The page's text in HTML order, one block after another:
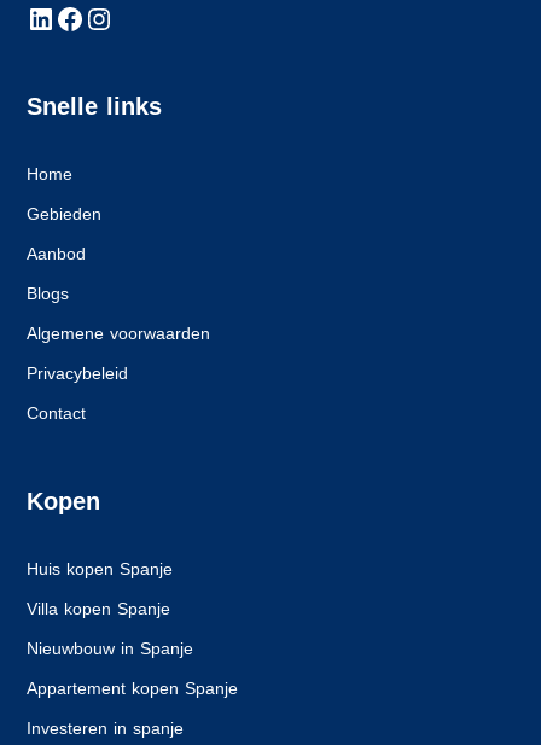
Snelle links
Home
Gebieden
Aanbod
Blogs
Algemene voorwaarden
Privacybeleid
Contact
Kopen
Huis kopen Spanje
Villa kopen Spanje
Nieuwbouw in Spanje
Appartement kopen Spanje
Investeren in spanje